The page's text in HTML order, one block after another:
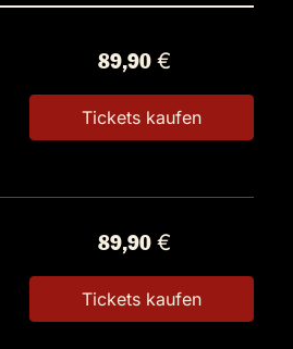
89,90 €
Tickets kaufen
89,90 €
Tickets kaufen